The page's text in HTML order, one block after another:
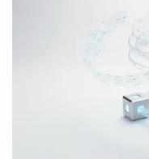
Прогноз цін